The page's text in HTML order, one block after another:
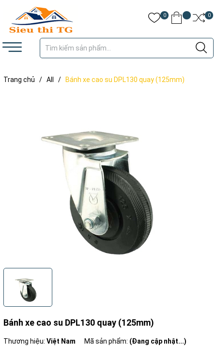
0 0
Trang chủ / All / Bánh xe cao su DPL130 quay (125mm)
Bánh xe cao su DPL130 quay (125mm)
Thương hiệu: Việt Nam Mã sản phẩm: (Đang cập nhật...)